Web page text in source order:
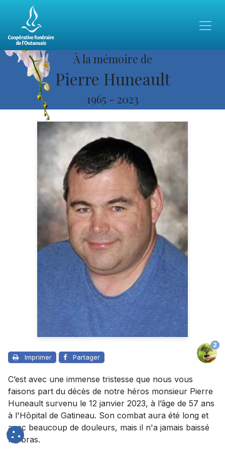
À la mémoire de
Pierre Huneault
1965 - 2023
Imprimer Partager
2
C’est avec une immense tristesse que nous vous
faisons part du décès de notre héros monsieur Pierre
Huneault survenu le 12 janvier 2023, à l’âge de 57 ans
à l'Hôpital de Gatineau. Son combat aura été long et
avec beaucoup de douleurs, mais il n'a jamais baissé
les bras.